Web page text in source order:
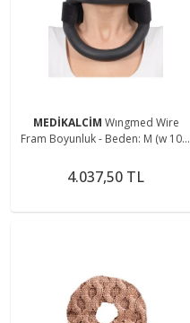
MEDİKALCİM Wıngmed Wire
Fram Boyunluk - Beden: M (w 109-
4.037,50 TL